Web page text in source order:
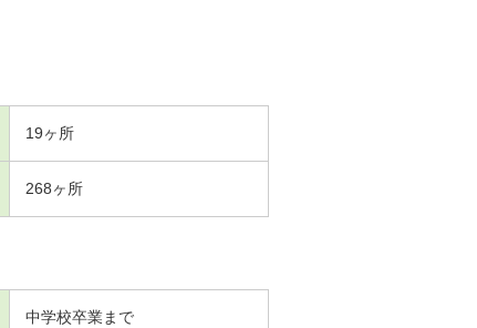
19ヶ所
268ヶ所
中学校卒業まで